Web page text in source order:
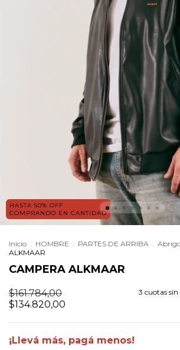
HASTA 50% OFF
COMPRANDO EN CANTIDAD
Inicio . HOMBRE . PARTES DE ARRIBA .
ALKMAAR
CAMPERA ALKMAAR
$161.784,00
$134.820,00
3 cuotas sin
¡Llevá más, pagá menos!